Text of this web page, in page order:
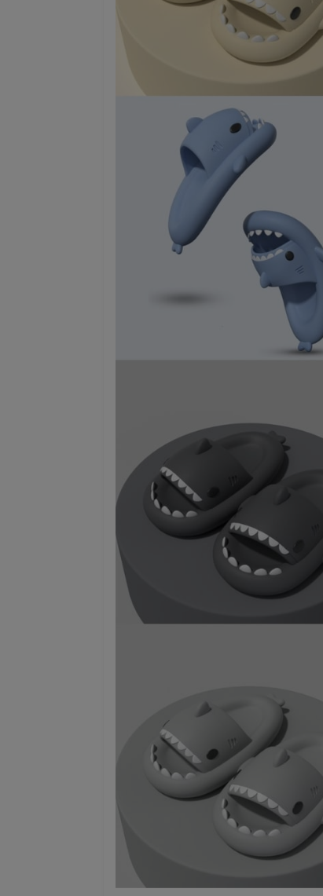
Sonja Halonen
2 days ago
Hyvä kokemus kasvohoidosta
lymfabuutseista.